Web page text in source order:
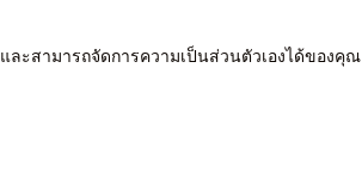
และสามารถจัดการความเป็นส่วนตัวเองได้ของคุณ